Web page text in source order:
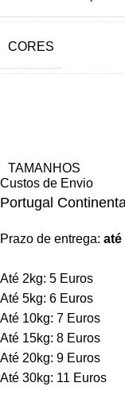
CORES
TAMANHOS
Custos de Envio
Portugal
Prazo de entrega: até
Até 2kg: 5 Euros
Até 5kg: 6 Euros
Até 10kg: 7 Euros
Até 15kg: 8 Euros
Até 20kg: 9 Euros
Até 30kg: 11 Euros